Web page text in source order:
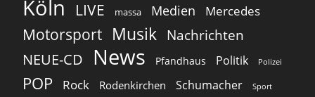
Köln LIVE massa Medien Mercedes
Motorsport Musik Nachrichten
NEUE-CD
News Pfandhaus Politik Polizei
POP Rock Rodenkirchen Schumacher Sport